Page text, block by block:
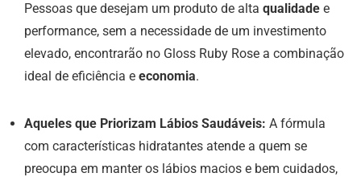
Pessoas que desejam um produto de alta qualidade e
performance, sem a necessidade de um investimento
elevado, encontrarão no Gloss Ruby Rose a combinação
ideal de eficiência e economia.
Aqueles que Priorizam Lábios Saudáveis: A fórmula
com características hidratantes atende a quem se
preocupa em manter os lábios macios e bem cuidados,